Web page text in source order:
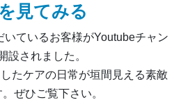
見てみる
ているお客様がYoutubeチャン
設されました。
たケアの日常が垣間見える素敵
ぜひご覧下さい。